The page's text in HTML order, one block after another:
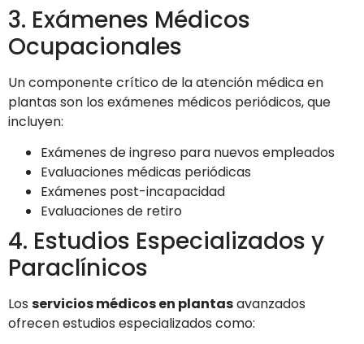
3. Exámenes Médicos
Ocupacionales
Un componente crítico de la atención médica en
plantas son los exámenes médicos periódicos, que
incluyen:
Exámenes de ingreso para nuevos empleados
Evaluaciones médicas periódicas
Exámenes post-incapacidad
Evaluaciones de retiro
4. Estudios Especializados y
Paraclínicos
Los servicios médicos en plantasavanzados
ofrecen estudios especializados como: